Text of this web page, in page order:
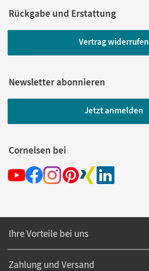
Rückgabe und Erstattung
Vertrag widerrufen
Newsletter abonnieren
Jetzt anmelden
Cornelsen bei
Ihre Vorteile bei uns
Zahlung und Versand